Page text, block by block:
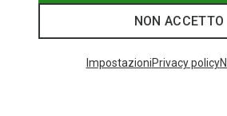
I più cercati
NON ACCETTO
ImpostazioniPrivacy policy